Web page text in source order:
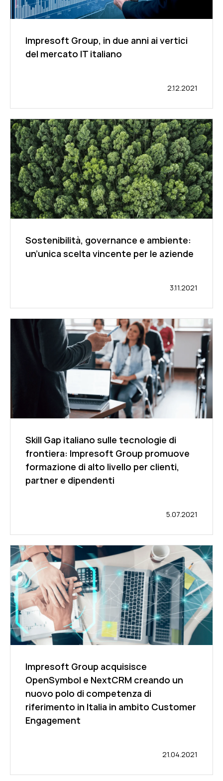
Impresoft Group, in due anni ai vertici
del mercato IT italiano
2.12.2021
Sostenibilità, governance e ambiente:
un’unica scelta vincente per le aziende
3.11.2021
Skill Gap italiano sulle tecnologie di
frontiera: Impresoft Group promuove
formazione di alto livello per clienti,
partner e dipendenti
5.07.2021
Impresoft Group acquisisce
OpenSymbol e NextCRM creando un
nuovo polo di competenza di
riferimento in Italia in ambito Customer
Engagement
21.04.2021